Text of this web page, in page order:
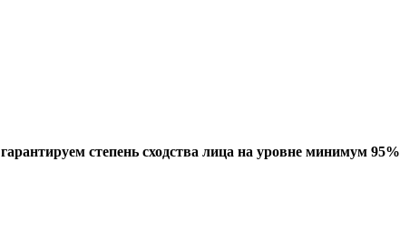
гарантируем степень сходства лица на уровне минимум 95%